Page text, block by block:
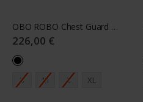
OBO ROBO Chest Guard black
226,00 €
S M L XL